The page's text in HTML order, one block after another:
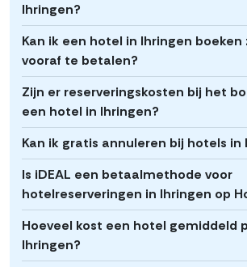
Ihringen?
Kan ik een hotel in Ihringen boeken
vooraf te betalen?
Zijn er reserveringskosten bij het
een hotel in Ihringen?
Kan ik gratis annuleren bij hotels in
Is iDEAL een betaalmethode voor
hotelreserveringen in Ihringen op
Hoeveel kost een hotel gemiddeld
Ihringen?